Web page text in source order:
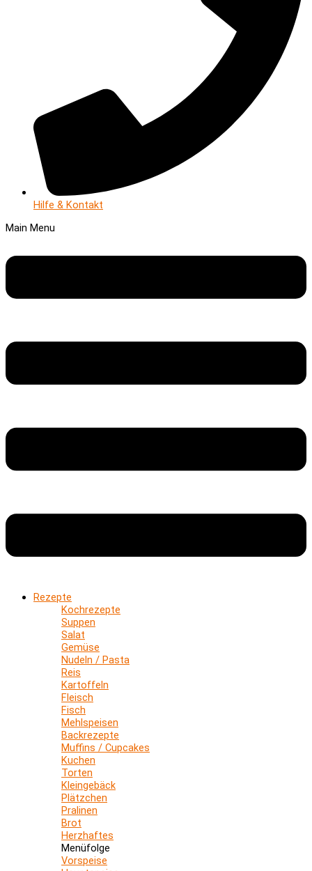
Hilfe & Kontakt
Main Menu
Rezepte
Kochrezepte
Suppen
Salat
Gemüse
Nudeln / Pasta
Reis
Kartoffeln
Fleisch
Fisch
Mehlspeisen
Backrezepte
Muffins / Cupcakes
Kuchen
Torten
Kleingebäck
Plätzchen
Pralinen
Brot
Herzhaftes
Menüfolge
Vorspeise